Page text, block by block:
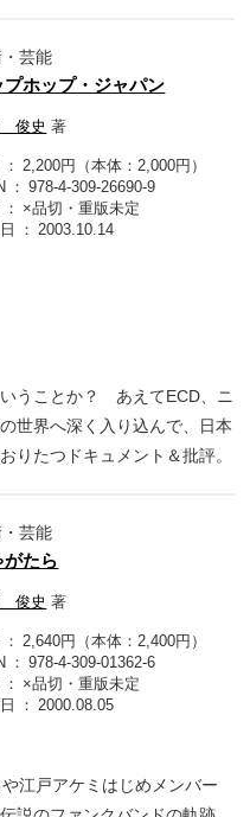
芸能
プホップ・ジャパン
俊史 著
2,200円（本体：2,000円）
978-4-309-26690-9
×品切・重版未定
2003.10.14
うことか？ あえてECD、ニ
世界へ深く入り込んで、日本
りたつドキュメント＆批評。
芸能
がたら
俊史 著
2,640円（本体：2,400円）
978-4-309-01362-6
×品切・重版未定
2000.08.05
江戸アケミはじめメンバー